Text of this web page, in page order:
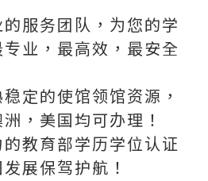
服务团队，为您的学
业，最高效，最安全
定的使馆领馆资源，
，美国均可办理！
教育部学历学位认证
展保驾护航！